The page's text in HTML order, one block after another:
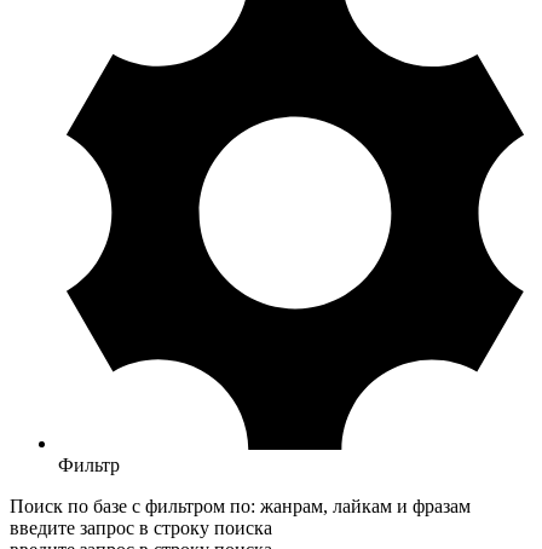
Фильтр
Поиск по базе с фильтром по: жанрам, лайкам и фразам
введите запрос в строку поиска